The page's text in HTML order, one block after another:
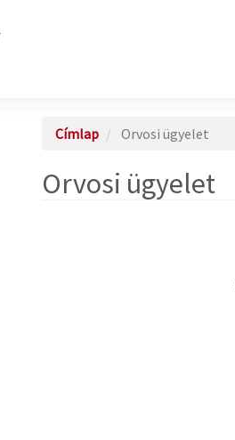
Címlap Orvosi ügyelet
Orvosi ügyelet